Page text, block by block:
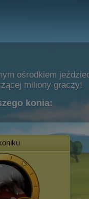
ośrodkiem
miliony graczy!
konia: